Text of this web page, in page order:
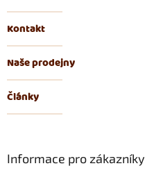
Kontakt
Naše prodejny
Články
Informace pro zákazníky